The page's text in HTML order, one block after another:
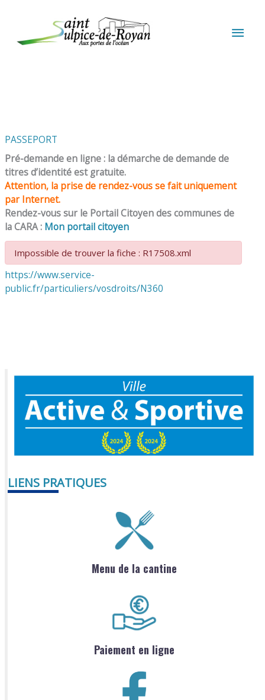
PASSEPORT
Pré-demande en ligne : la démarche de demande de
titres d’identité est gratuite.
Attention, la prise de rendez-vous se fait uniquement
par Internet.
Rendez-vous sur le Portail Citoyen des communes de
la CARA : Mon portail citoyen
Impossible de trouver la fiche : R17508.xml
https://www.service-
public.fr/particuliers/vosdroits/N360
LIENS PRATIQUES
Menu de la cantine
Paiement en ligne